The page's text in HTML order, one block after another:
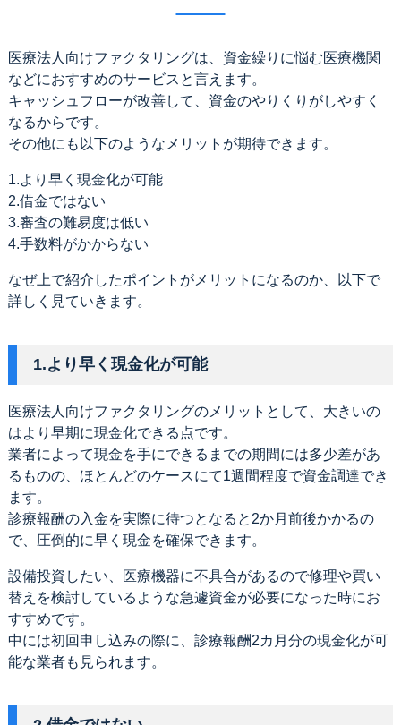
医療法人向けファクタリングは、資金繰りに悩む医療機関
などにおすすめのサービスと言えます。
キャッシュフローが改善して、資金のやりくりがしやすく
なるからです。
その他にも以下のようなメリットが期待できます。
1.より早く現金化が可能
2.借金ではない
3.審査の難易度は低い
4.手数料がかからない
なぜ上で紹介したポイントがメリットになるのか、以下で
詳しく見ていきます。
1.より早く現金化が可能
医療法人向けファクタリングのメリットとして、大きいの
はより早期に現金化できる点です。
業者によって現金を手にできるまでの期間には多少差があ
るものの、ほとんどのケースにて1週間程度で資金調達でき
ます。
診療報酬の入金を実際に待つとなると2か月前後かかるの
で、圧倒的に早く現金を確保できます。
設備投資したい、医療機器に不具合があるので修理や買い
替えを検討しているような急遽資金が必要になった時にお
すすめです。
中には初回申し込みの際に、診療報酬2カ月分の現金化が可
能な業者も見られます。